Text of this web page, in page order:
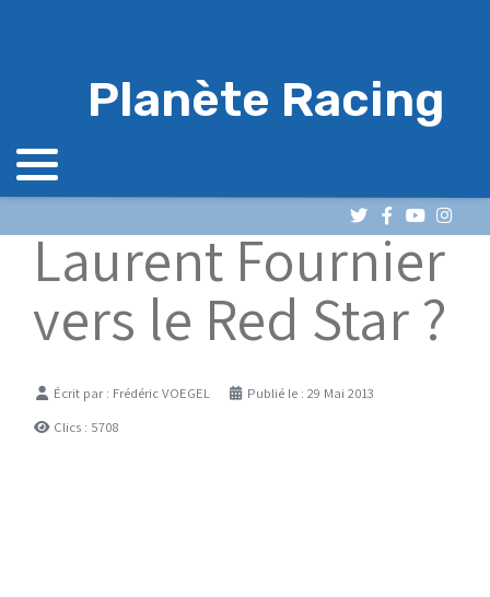
Planète Racing
Laurent Fournier
vers le Red Star ?
DétailsÉcrit par : Frédéric VOEGEL
Publié le : 29 Mai 2013
Clics : 5708